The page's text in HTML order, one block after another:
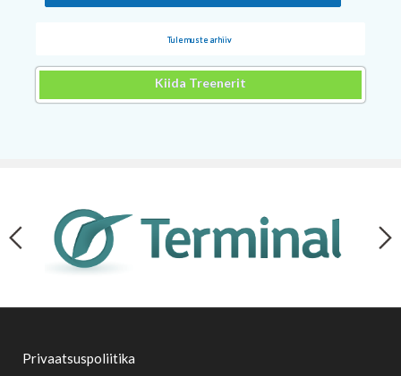
Tulemuste arhiiv
Kiida Treenerit
Privaatsuspoliitika